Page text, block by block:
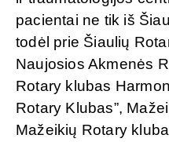
pacientai ne tik iš
todėl prie Šiaulių
Naujosios Akmenės
Rotary klubas
Rotary Klubas”,
Mažeikių Rotary